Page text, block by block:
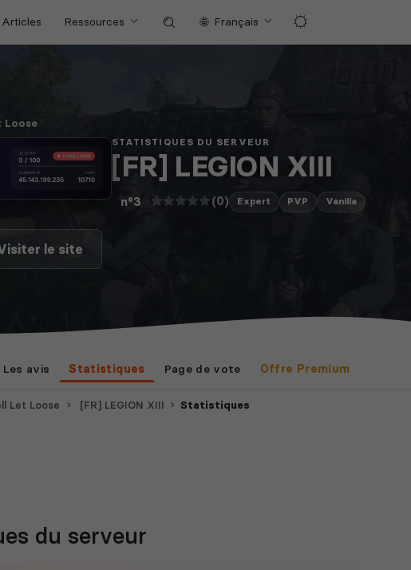
Articles Ressources Français
Loose
STATISTIQUES DU SERVEUR
[FR] LEGION XIII
n°3 (0) Expert PVP Vanilla
le site
Les avis Statistiques Page de vote Offre Premium
Let Loose [FR] LEGION XIII Statistiques
du serveur